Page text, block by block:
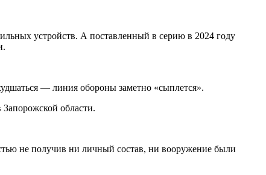
устройств. А поставленный в серию в 2024 году
— линия обороны заметно «сыплется».
области.
не получив ни личный состав, ни вооружение были